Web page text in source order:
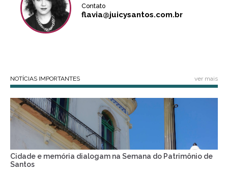
Contato
flavia@juicysantos.com.br
NOTÍCIAS IMPORTANTES ver mais
Cidade e memória dialogam na Semana do Patrimônio de
Santos